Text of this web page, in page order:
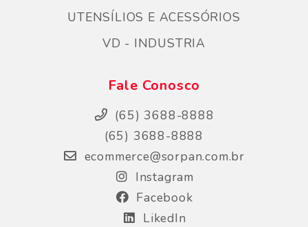
UTENSÍLIOS E ACESSÓRIOS
VD - INDUSTRIA
Fale Conosco
(65) 3688-8888
(65) 3688-8888
ecommerce@sorpan.com.br
Instagram
Facebook
LikedIn